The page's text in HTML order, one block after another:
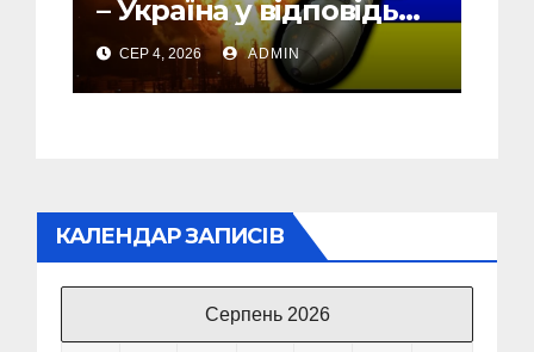
– Україна у відповідь
почала бомбити новий
об’єкт на Росії
СЕР 4, 2026 ADMIN
КАЛЕНДАР ЗАПИСІВ
Серпень 2026